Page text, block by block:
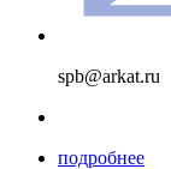
spb@arkat.ru
подробнее